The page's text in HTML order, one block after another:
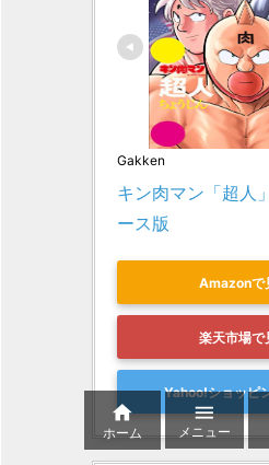
Gakken
キン肉マン「超人
ース版
Amazonで
楽天市場で
Yahoo!ショッピ

ホーム

メニュー